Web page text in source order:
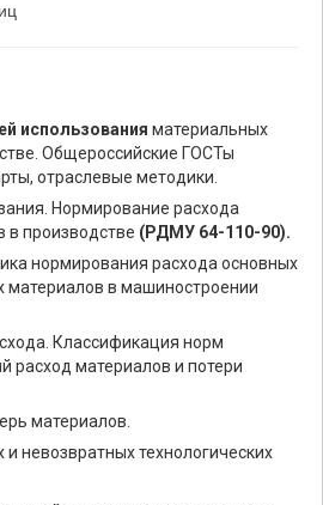
использования материальных
Общероссийские ГОСТы
отраслевые методики.
Нормирование расхода
в производстве (РДМУ 64-110-90).
нормирования расхода основных
материалов в машиностроении
Классификация норм
расход материалов и потери
материалов.
и невозвратных технологических